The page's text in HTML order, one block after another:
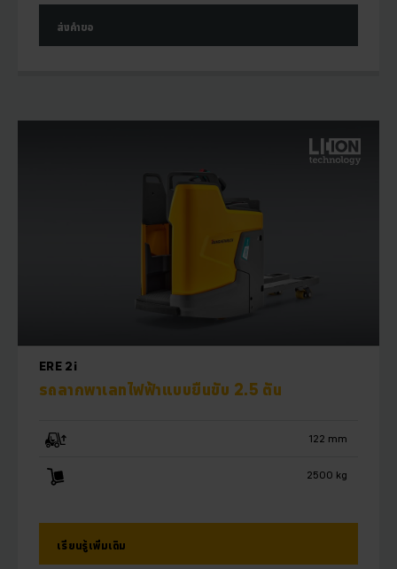
ส่งคำขอ
ERE 2i
รถลากพาเลทไฟฟ้าแบบยืนขับ 2.5 ตัน
122 mm
2500 kg
เรียนรู้เพิ่มเติม